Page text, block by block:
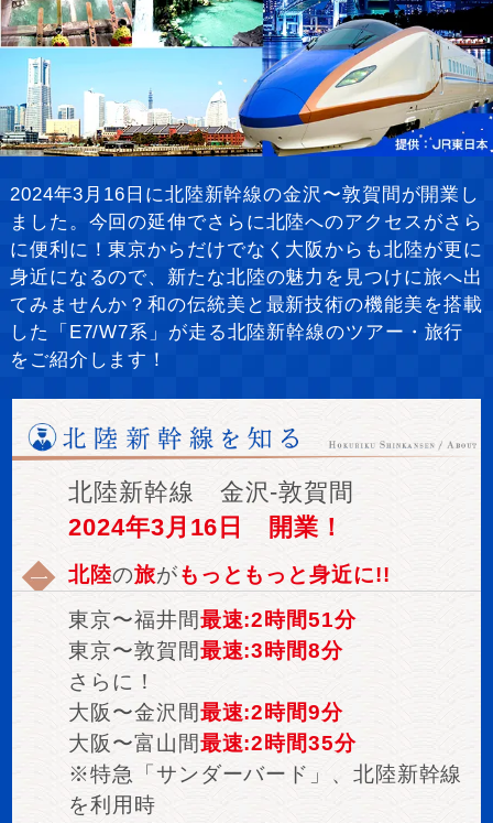
2024年3月16日に北陸新幹線の金沢〜敦賀間が開業し
ました。今回の延伸でさらに北陸へのアクセスがさら
に便利に！東京からだけでなく大阪からも北陸が更に
身近になるので、新たな北陸の魅力を見つけに旅へ出
てみませんか？和の伝統美と最新技術の機能美を搭載
した「E7/W7系」が走る北陸新幹線のツアー・旅行
をご紹介します！
北陸新幹線 金沢‐敦賀間
2024年3月16日 開業！
北陸の旅がもっともっと身近に!!
東京〜福井間最速:2時間51分
東京〜敦賀間最速:3時間8分
さらに！
大阪〜金沢間最速:2時間9分
大阪〜富山間最速:2時間35分
※特急「サンダーバード」、北陸新幹線
を利用時